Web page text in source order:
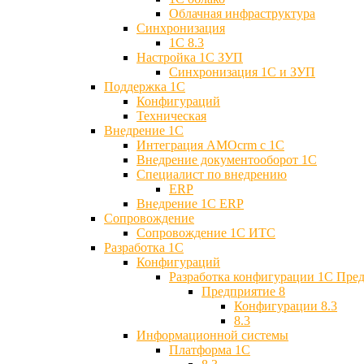
Облачная инфраструктура
Синхронизация
1С 8.3
Настройка 1С ЗУП
Синхронизация 1С и ЗУП
Поддержка 1С
Конфигураций
Техническая
Внедрение 1С
Интеграция AMOcrm с 1C
Внедрение документооборот 1С
Специалист по внедрению
ERP
Внедрение 1С ERP
Cопровождение
Cопровождение 1С ИТС
Разработка 1C
Конфигураций
Разработка конфигурации 1С
Предприятие 8
Конфигурации 8.3
8.3
Информационной системы
Платформа 1С